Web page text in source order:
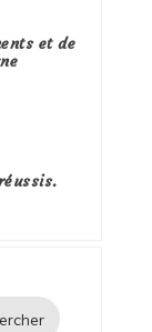
et de